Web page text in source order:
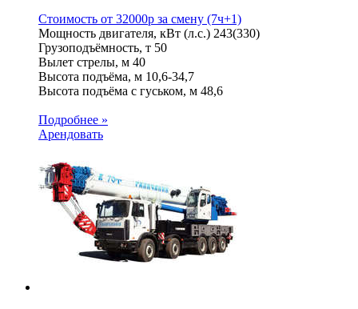
Стоимость от 32000p за смену (7ч+1)
Мощность двигателя, кВт (л.с.) 243(330)
Грузоподъёмность, т 50
Вылет стрелы, м 40
Высота подъёма, м 10,6-34,7
Высота подъёма с гуськом, м 48,6
Подробнее »
Арендовать